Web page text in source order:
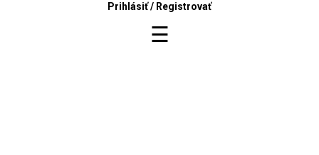
Prihlásiť/ Registrovať
☰